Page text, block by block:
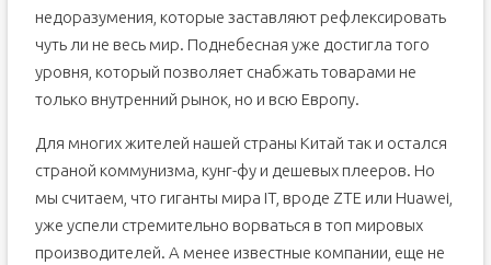
недоразумения, которые заставляют рефлексировать
чуть ли не весь мир. Поднебесная уже достигла того
уровня, который позволяет снабжать товарами не
только внутренний рынок, но и всю Европу.
Для многих жителей нашей страны Китай так и остался
страной коммунизма, кунг-фу и дешевых плееров. Но
мы считаем, что гиганты мира IT, вроде ZTE или Huawei,
уже успели стремительно ворваться в топ мировых
производителей. А менее известные компании, еще не